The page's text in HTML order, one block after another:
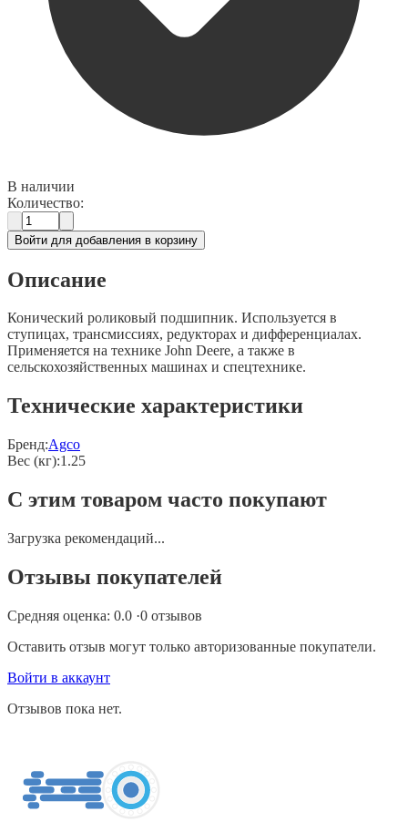
В наличии
Количество:
Войти для добавления в корзину
Описание
Конический роликовый подшипник. Используется в
ступицах, трансмиссиях, редукторах и дифференциалах.
Применяется на технике John Deere, а также в
сельскохозяйственных машинах и спецтехнике.
Технические характеристики
Бренд:Agco
Вес (кг):1.25
С этим товаром часто покупают
Загрузка рекомендаций...
Отзывы покупателей
Средняя оценка: 0.0 ·0 отзывов
Оставить отзыв могут только авторизованные покупатели.
Войти в аккаунт
Отзывов пока нет.